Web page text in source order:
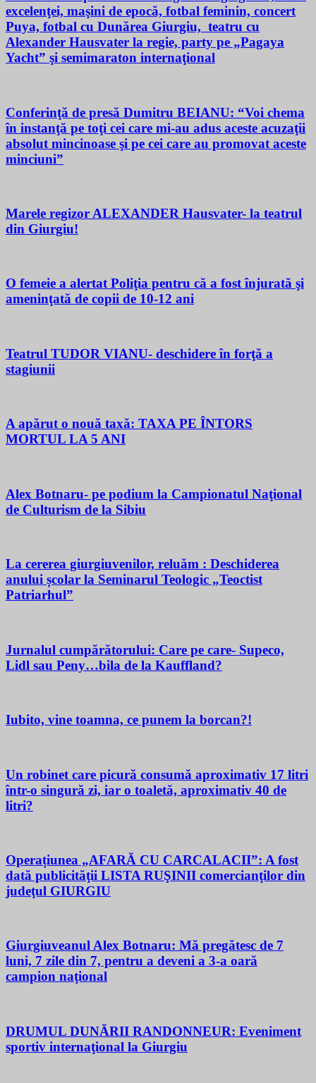
excelenţei, maşini de epocă, fotbal feminin, concert
Puya, fotbal cu Dunărea Giurgiu, teatru cu
Alexander Hausvater la regie, party pe „Pagaya
Yacht” şi semimaraton internaţional
Conferinţă de presă Dumitru BEIANU: “Voi chema
în instanţă pe toţi cei care mi-au adus aceste acuzaţii
absolut mincinoase şi pe cei care au promovat aceste
minciuni”
Marele regizor ALEXANDER Hausvater- la teatrul
din Giurgiu!
O femeie a alertat Poliţia pentru că a fost înjurată şi
ameninţată de copii de 10-12 ani
Teatrul TUDOR VIANU- deschidere în forţă a
stagiunii
A apărut o nouă taxă: TAXA PE ÎNTORS
MORTUL LA 5 ANI
Alex Botnaru- pe podium la Campionatul Naţional
de Culturism de la Sibiu
La cererea giurgiuvenilor, reluăm : Deschiderea
anului școlar la Seminarul Teologic „Teoctist
Patriarhul”
Jurnalul cumpărătorului: Care pe care- Supeco,
Lidl sau Peny…bila de la Kauffland?
Iubito, vine toamna, ce punem la borcan?!
Un robinet care picură consumă aproximativ 17 litri
într-o singură zi, iar o toaletă, aproximativ 40 de
litri?
Operațiunea „AFARĂ CU CARCALACII”: A fost
dată publicităţii LISTA RUŞINII comercianţilor din
judeţul GIURGIU
Giurgiuveanul Alex Botnaru: Mă pregătesc de 7
luni, 7 zile din 7, pentru a deveni a 3-a oară
campion naţional
DRUMUL DUNĂRII RANDONNEUR: Eveniment
sportiv internaţional la Giurgiu